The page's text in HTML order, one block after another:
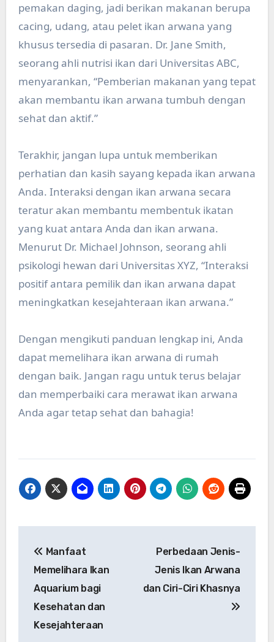
pemakan daging, jadi berikan makanan berupa
cacing, udang, atau pelet ikan arwana yang
khusus tersedia di pasaran. Dr. Jane Smith,
seorang ahli nutrisi ikan dari Universitas ABC,
menyarankan, “Pemberian makanan yang tepat
akan membantu ikan arwana tumbuh dengan
sehat dan aktif.”
Terakhir, jangan lupa untuk memberikan
perhatian dan kasih sayang kepada ikan arwana
Anda. Interaksi dengan ikan arwana secara
teratur akan membantu membentuk ikatan
yang kuat antara Anda dan ikan arwana.
Menurut Dr. Michael Johnson, seorang ahli
psikologi hewan dari Universitas XYZ, “Interaksi
positif antara pemilik dan ikan arwana dapat
meningkatkan kesejahteraan ikan arwana.”
Dengan mengikuti panduan lengkap ini, Anda
dapat memelihara ikan arwana di rumah
dengan baik. Jangan ragu untuk terus belajar
dan memperbaiki cara merawat ikan arwana
Anda agar tetap sehat dan bahagia!
navigation
Manfaat
Memelihara Ikan
Aquarium bagi
Kesehatan dan
Kesejahteraan
Perbedaan Jenis-
Jenis Ikan Arwana
dan Ciri-Ciri Khasnya